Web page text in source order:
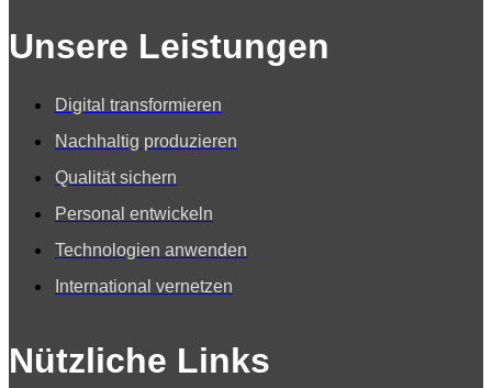
Unsere Leistungen
Digital transformieren
Nachhaltig produzieren
Qualität sichern
Personal entwickeln
Technologien anwenden
International vernetzen
Nützliche Links